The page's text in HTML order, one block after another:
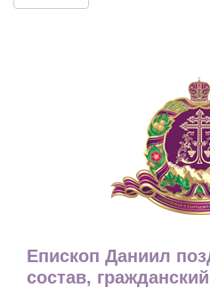
Епископ Даниил
состав,